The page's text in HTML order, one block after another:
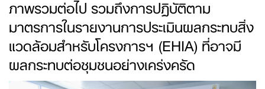
ภาพรวมต่อไป รวมถึงการปฏิบัติตาม
มาตรการในรายงานการประเมินผลกระทบสิ่ง
แวดล้อมสำหรับโครงการฯ (EHIA) ที่อาจมี
ผลกระทบต่อชุมชนอย่างเคร่งครัด